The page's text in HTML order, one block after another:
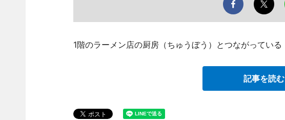
1階のラーメン店の厨房（ちゅうぼう）とつながっている
記事を読む